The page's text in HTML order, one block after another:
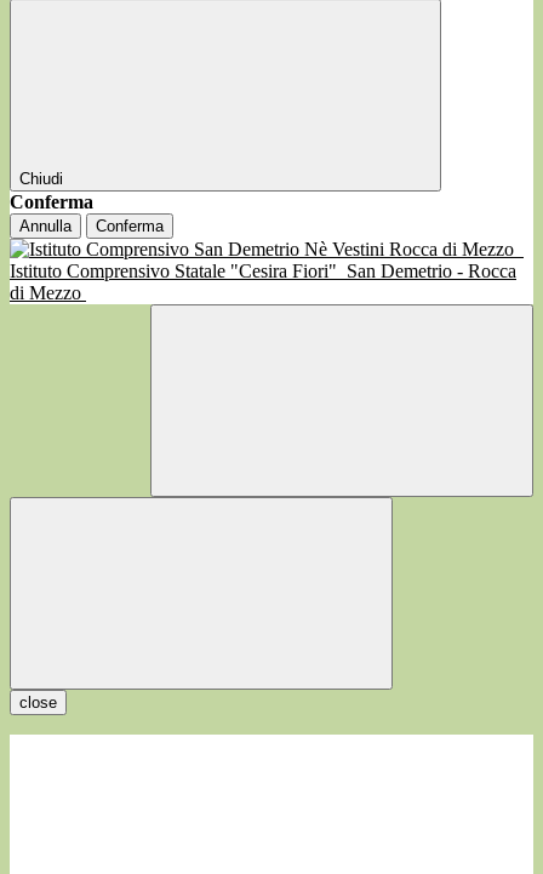
Chiudi
Conferma
Annulla Conferma
Istituto Comprensivo Statale "Cesira Fiori" San Demetrio - Rocca
di Mezzo
close